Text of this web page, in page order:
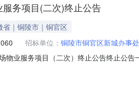
务项目(二次)终止公告
省｜铜陵市｜铜官区
招标单位： 铜陵市铜官区新城办事处
物业服务项目（二次）终止公告终止公
铜陵市泰山大道673号联系方式：0562-